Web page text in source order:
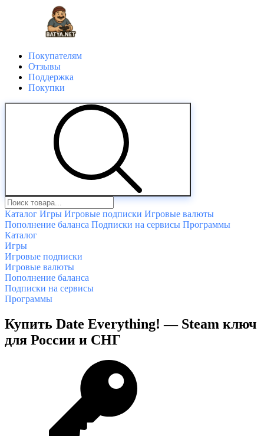
Покупателям
Отзывы
Поддержка
Покупки
Каталог Игры Игровые подписки Игровые валюты
Пополнение баланса Подписки на сервисы Программы
Каталог
Игры
Игровые подписки
Игровые валюты
Пополнение баланса
Подписки на сервисы
Программы
Купить Date Everything! — Steam ключ
для России и СНГ